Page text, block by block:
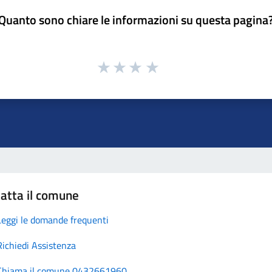
sono chiare le informazioni su questa
il comune
le domande frequenti
Assistenza